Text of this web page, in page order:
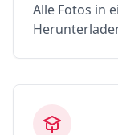
Alle Fotos in